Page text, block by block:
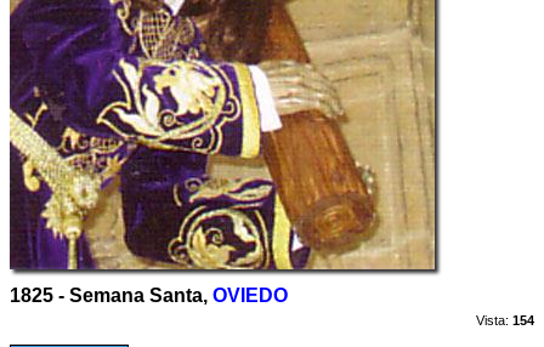
1825 - Semana Santa, OVIEDO
Vista: 154